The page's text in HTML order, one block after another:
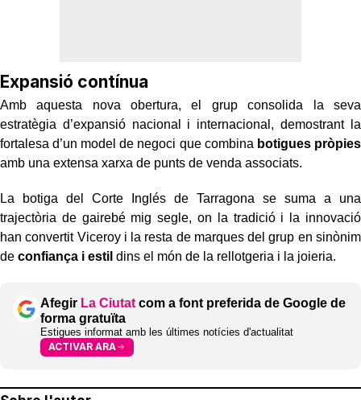
Expansió contínua
Amb aquesta nova obertura, el grup consolida la seva
estratègia d’expansió nacional i internacional, demostrant la
fortalesa d’un model de negoci que combina botigues pròpies
amb una extensa xarxa de punts de venda associats.
La botiga del Corte Inglés de Tarragona se suma a una
trajectòria de gairebé mig segle, on la tradició i la innovació
han convertit Viceroy i la resta de marques del grup en sinònim
de confiança i estil dins el món de la rellotgeria i la joieria.
Afegir La Ciutat com a font preferida de Google de
forma gratuïta
Estigues informat amb les últimes notícies d'actualitat
ACTIVAR ARA